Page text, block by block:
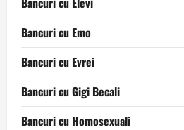
Bancuri cu Emo
Bancuri cu Evrei
Bancuri cu Gigi Becali
Bancuri cu Homosexuali